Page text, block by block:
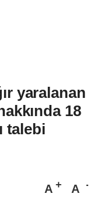
yaralanan
18
talebi
A A